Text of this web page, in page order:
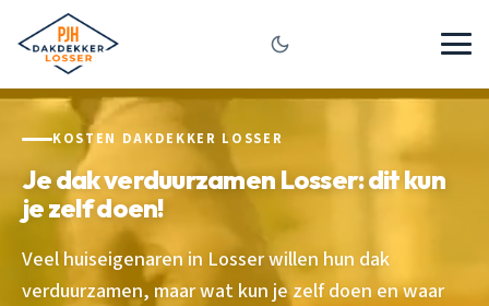
KOSTEN DAKDEKKER LOSSER
Je dak verduurzamen Losser: dit kun
je zelf doen!
Veel huiseigenaren in Losser willen hun dak
verduurzamen, maar wat kun je zelf doen en waar